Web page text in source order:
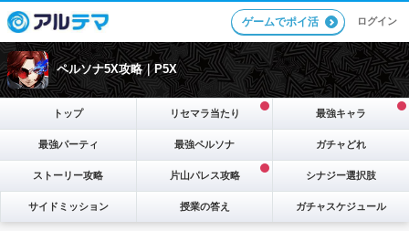
ゲームでポイ活 ログイン
ペルソナ5X攻略｜P5X
トップ リセマラ当たり 最強キャラ
最強パーティ 最強ペルソナ ガチャどれ
ストーリー攻略 片山パレス攻略 シナジー選択肢
サイドミッション 授業の答え ガチャスケジュール